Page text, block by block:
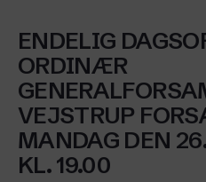
ENDELIG
ORDINÆR
VEJSTRUP
MANDAG DEN
KL. 19.00